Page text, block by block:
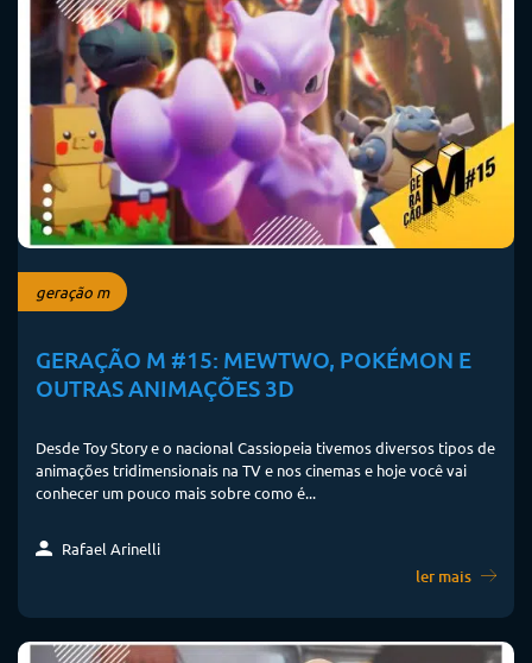
geração m
GERAÇÃO M #15: MEWTWO, POKÉMON E
OUTRAS ANIMAÇÕES 3D
Desde Toy Story e o nacional Cassiopeia tivemos diversos tipos de
animações tridimensionais na TV e nos cinemas e hoje você vai
conhecer um pouco mais sobre como é...
Rafael Arinelli
ler mais